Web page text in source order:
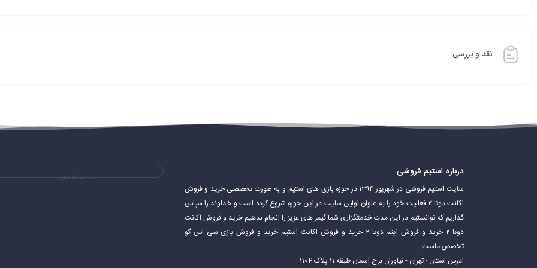
نقد و بررسی
درباره استیم فروشی
سایت استیم فروشی در شهریور ۱۳۹۴ در حوزه بازی های استیم و به صورت تخصصی خرید و فروش
اکانت دوتا ۲ فعالیت خود را به عنوان اولین سایت در این حوزه شروع کرده است و خداوند را سپاس
گذاریم که توانستیم در این مدت خدمتگزاری شما گیمر های عزیز را انجام بدهیم.خرید و فروش اکانت
دوتا ۲ خرید و فروش ایتم دوتا ۲ خرید و فروش اکانت استیم خرید و فروش بازی سی اس گو
تخصص ماست.
ادرس استان : تهران - نیاوران برج اسمان طبقه 11 پلاک 1104
نماد ساماندهی